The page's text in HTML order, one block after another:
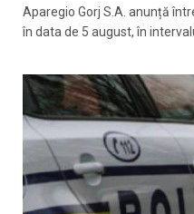
Aparegio Gorj S.A. anunță
în data de 5 august, în